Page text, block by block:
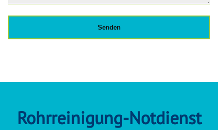
Rohrreinigung-Notdienst